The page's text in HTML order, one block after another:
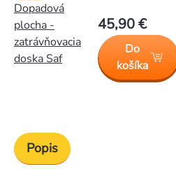
Dopadová
plocha -
zatrávňovacia
doska Saf
45,90 €
Do
košíka
Popis